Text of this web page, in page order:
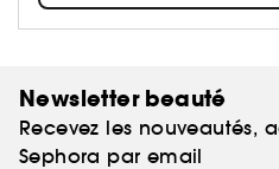
Newsletter beauté
Recevez les nouveautés,
Sephora par email